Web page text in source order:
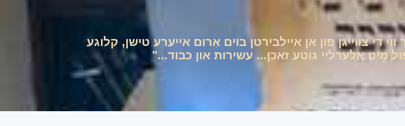
ווי די צווייגן פון אן איילבירטן בוים אַרום אייערע טישן, קלוגע
מיט אלערליי גוטע זאכן... עשירות און כבוד..."